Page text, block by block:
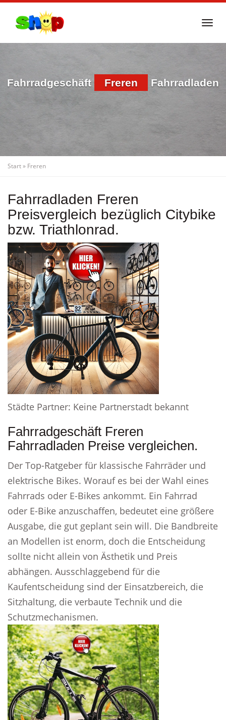
Fahrradgeschäft Freren Fahrradladen
Start» Freren
Fahrradladen Freren
Preisvergleich bezüglich Citybike
bzw. Triathlonrad.
Städte Partner: Keine Partnerstadt bekannt
Fahrradgeschäft Freren
Fahrradladen Preise vergleichen.
Der Top-Ratgeber für klassische Fahrräder und
elektrische Bikes. Worauf es bei der Wahl eines
Fahrrads oder E-Bikes ankommt. Ein Fahrrad
oder E-Bike anzuschaffen, bedeutet eine größere
Ausgabe, die gut geplant sein will. Die Bandbreite
an Modellen ist enorm, doch die Entscheidung
sollte nicht allein von Ästhetik und Preis
abhängen. Ausschlaggebend für die
Kaufentscheidung sind der Einsatzbereich, die
Sitzhaltung, die verbaute Technik und die
Schutzmechanismen.